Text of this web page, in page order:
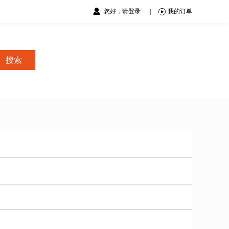
您好，请登录 我的订单
搜索